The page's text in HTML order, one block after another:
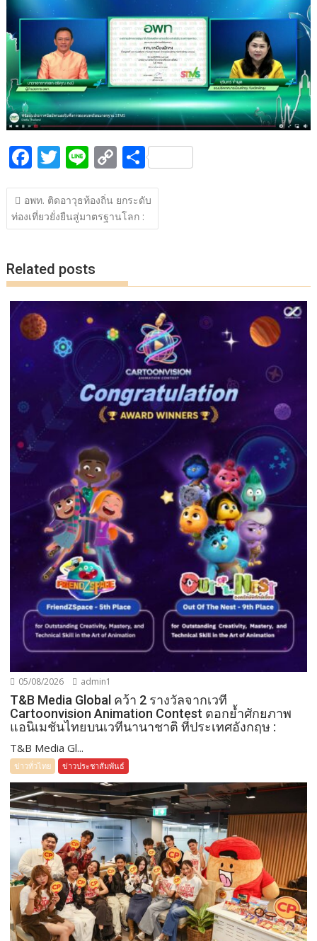
o
o
k
Li
n
k
F
ac
e
b
o
k
T
w
itt
er
Li
n
e
C
o
p
y
k
S
h
ar
e
แนะแนว
เรื่อง
อพท. ติดอาวุธท้องถิ่น ยกระดับ
ท่องเที่ยวยั่งยืนสู่มาตรฐานโลก :
Related posts
05/08/2026 admin1
T&B Media Global คว้า 2 รางวัลจากเวที
Cartoonvision Animation Contest ตอกย้ำศักยภาพ
แอนิเมชันไทยบนเวทีนานาชาติ ที่ประเทศอังกฤษ :
T&B Media Gl...
ข่าวทั่วไทย ข่าวประชาสัมพันธ์